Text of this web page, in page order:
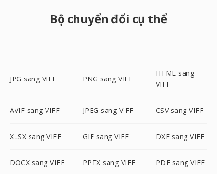
Bộ chuyển đổi cụ thể
JPG sang VIFF PNG sang VIFF
HTML sang
VIFF
AVIF sang VIFF JPEG sang VIFF CSV sang VIFF
XLSX sang VIFF GIF sang VIFF DXF sang VIFF
DOCX sang VIFF PPTX sang VIFF PDF sang VIFF